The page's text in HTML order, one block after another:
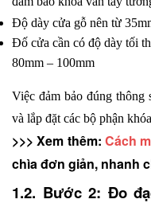
Độ dày cửa gỗ nên từ
Đố cửa cần có độ dày tối
80mm – 100mm
Việc đảm bảo đúng
và lắp đặt các bộ phận
>>> Xem thêm: Cách
chìa đơn giản, nhanh
1.2. Bước 2: Đo